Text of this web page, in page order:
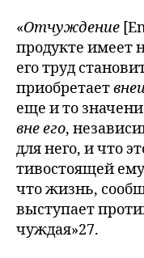
«Отчуждение
продукте имеет
его труд
приобретает
еще и то
вне его,
для него, и что
тивостоящей
что жизнь,
выступает
чуждая»27.